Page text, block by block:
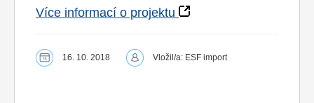
Více informací o projektu
16. 10. 2018 Vložil/a: ESF import